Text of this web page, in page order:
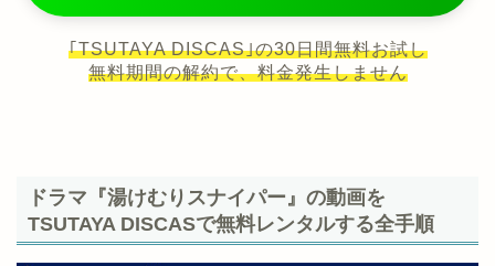
｢TSUTAYA DISCAS｣の30日間無料お試し
無料期間の解約で、料金発生しません
ドラマ『湯けむりスナイパー』の動画を
TSUTAYA DISCASで無料レンタルする全手順